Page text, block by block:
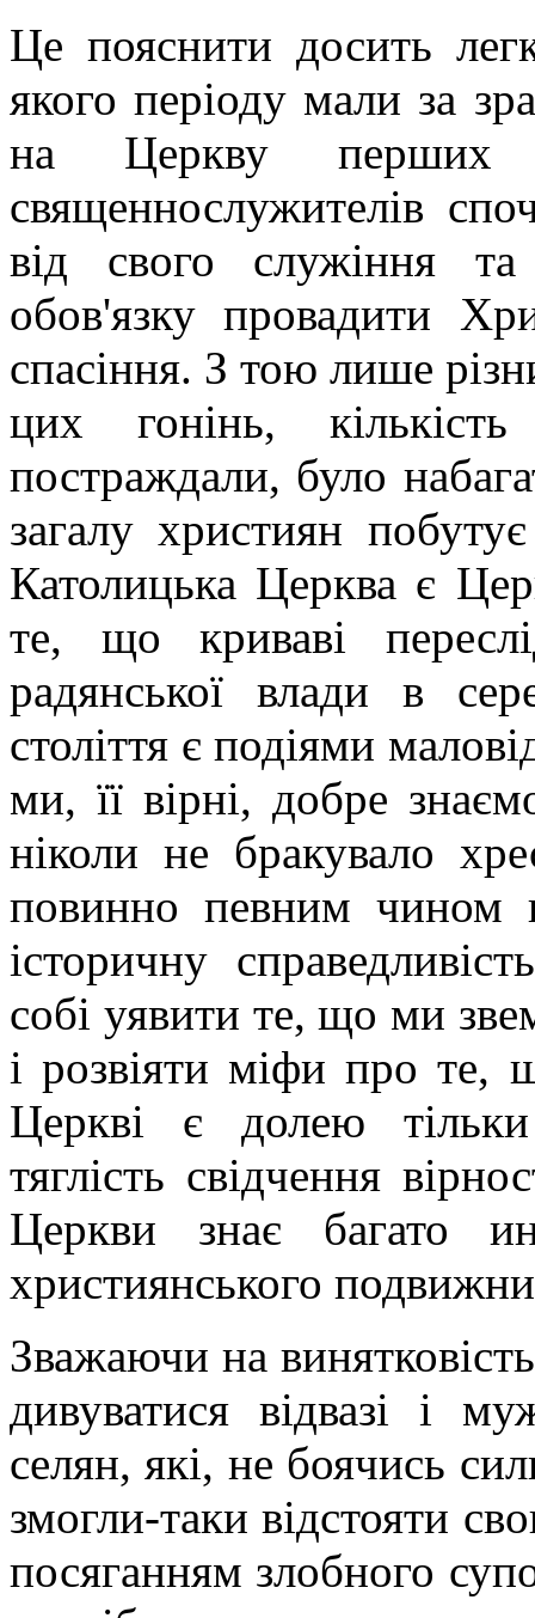
Це пояснити досить
якого періоду мали за
на Церкву перших
священнослужителів
від свого служіння
обов'язку провадити
спасіння. З тою лише
цих гонінь,
постраждали, було
загалу християн
Католицька Церква є
те, що криваві
радянської влади в
століття є подіями
ми, її вірні, добре
ніколи не бракувало
повинно певним чином
історичну
собі уявити те, що ми
і розвіяти міфи про те,
Церкві є долею
тяглість свідчення
Церкви знає багато
християнського
Зважаючи на
дивуватися відвазі і
селян, які, не боячись
змогли-таки відстояти
посяганням злобного